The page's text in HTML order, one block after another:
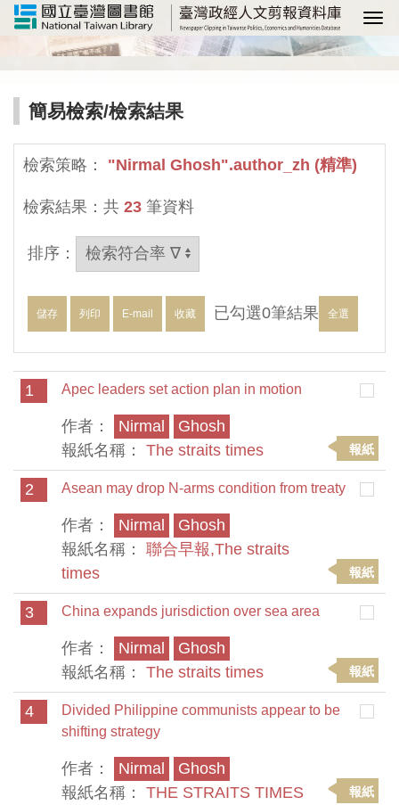
選
簡易檢索/檢索結果
檢索策略： "Nirmal Ghosh".author_zh (精準)
檢索結果：共 23 筆資料
排序：
儲存 列印 E-mail 收藏 已勾選0筆結果 全選
1 Apec leaders set action plan in motion
作者： Nirmal
Ghosh
報紙名稱： The straits times 報紙
2 Asean may drop N-arms condition from treaty
作者： Nirmal
Ghosh
報紙名稱： 聯合早報,The straits
times
報紙
3 China expands jurisdiction over sea area
作者： Nirmal
Ghosh
報紙名稱： The straits times 報紙
4
Divided Philippine communists appear to be
shifting strategy
作者： Nirmal
Ghosh
報紙名稱： THE STRAITS TIMES 報紙